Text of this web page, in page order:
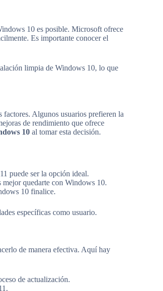
10 es posible. Microsoft ofrece
Es importante conocer el
limpia de Windows 10, lo que
Algunos usuarios prefieren la
de rendimiento que ofrece
10 al tomar esta decisión.
puede ser la opción ideal.
mejor quedarte con Windows 10.
10 finalice.
específicas como usuario.
de manera efectiva. Aquí hay
de actualización.